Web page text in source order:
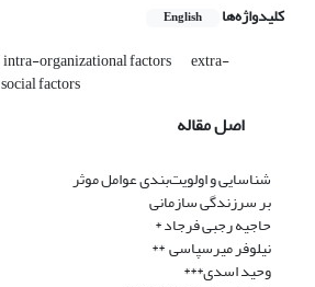
کلیدواژه‌ها English
intra-organizational factors extra-
social factors
اصل مقاله
شناسایی و اولویت‌بندی عوامل موثر
بر سرزندگی سازمانی
حاجیه رجبی فرجاد *
نیلوفر میرسپاسی **
وحید اسدی***